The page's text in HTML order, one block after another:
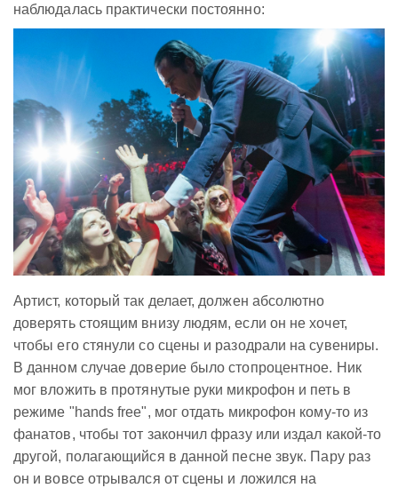
наблюдалась практически постоянно:
Артист, который так делает, должен абсолютно
доверять стоящим внизу людям, если он не хочет,
чтобы его стянули со сцены и разодрали на сувениры.
В данном случае доверие было стопроцентное. Ник
мог вложить в протянутые руки микрофон и петь в
режиме "hands free", мог отдать микрофон кому-то из
фанатов, чтобы тот закончил фразу или издал какой-то
другой, полагающийся в данной песне звук. Пару раз
он и вовсе отрывался от сцены и ложился на